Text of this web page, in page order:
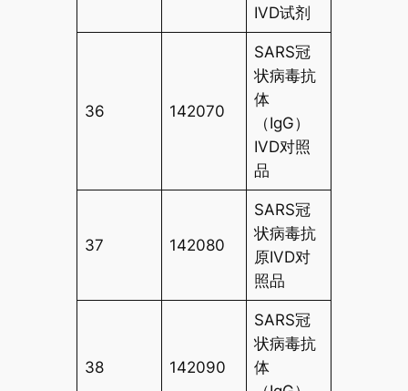
IVD试剂
36 142070
SARS冠
状病毒抗
体
（IgG）
IVD对照
品
37 142080
SARS冠
状病毒抗
原IVD对
照品
38 142090
SARS冠
状病毒抗
体